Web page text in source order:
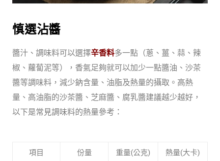
慎選沾醬
醬汁、調味料可以選擇辛香料多一點（蔥、薑、蒜、辣
椒、蘿蔔泥等），香氣足夠就可以加少一點醬油、沙茶
醬等調味料，減少鈉含量、油脂及熱量的攝取。高熱
量、高油脂的沙茶醬、芝麻醬、腐乳醬建議越少越好，
以下是常見調味料的熱量參考：
項目 份量 重量(公克) 熱量(大卡)